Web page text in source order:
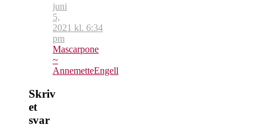
juni
5,
2021 kl. 6:34
pm
Mascarpone
~
AnnemetteEngell
Skriv
et
svar